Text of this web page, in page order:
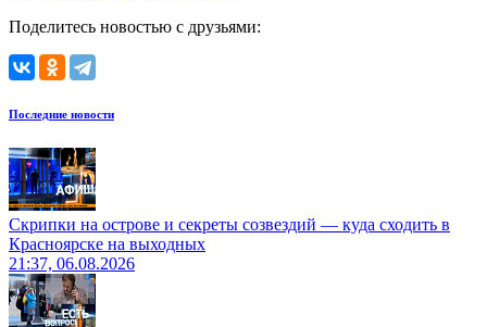
Поделитесь новостью с друзьями:
Последние новости
Скрипки на острове и секреты созвездий — куда сходить в
Красноярске на выходных
21:37, 06.08.2026